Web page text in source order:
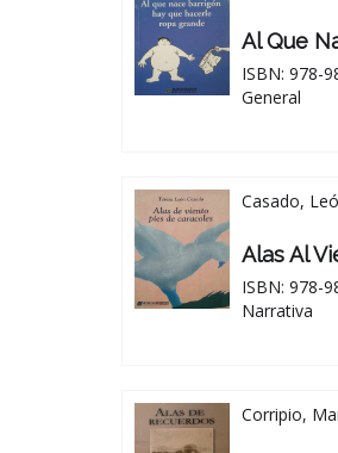
Al Que
ISBN: 978-
General
Casado,
Alas Al
ISBN: 978-
Narrativa
Corripio,